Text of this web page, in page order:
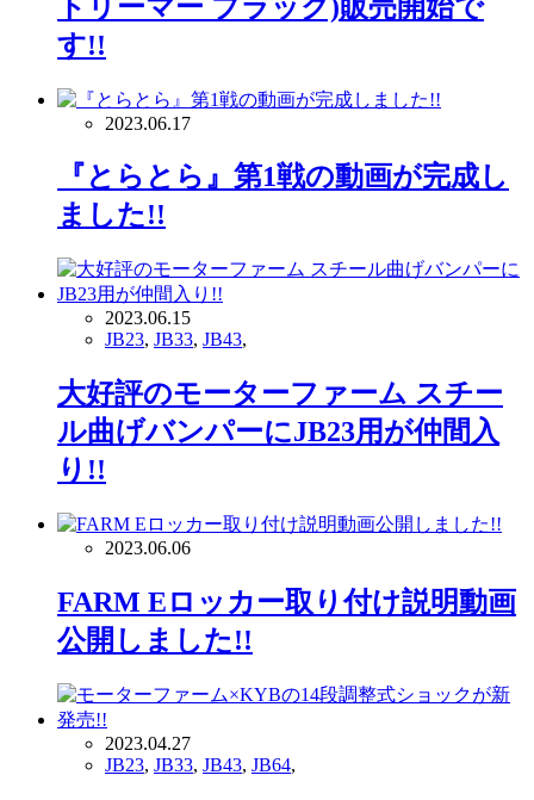
トリーマー ブラック)販売開始で
す!!
2023.06.17
『とらとら』第1戦の動画が完成し
ました!!
2023.06.15
JB23, JB33, JB43,
大好評のモーターファーム スチー
ル曲げバンパーにJB23用が仲間入
り!!
2023.06.06
FARM Eロッカー取り付け説明動画
公開しました!!
2023.04.27
JB23, JB33, JB43, JB64,